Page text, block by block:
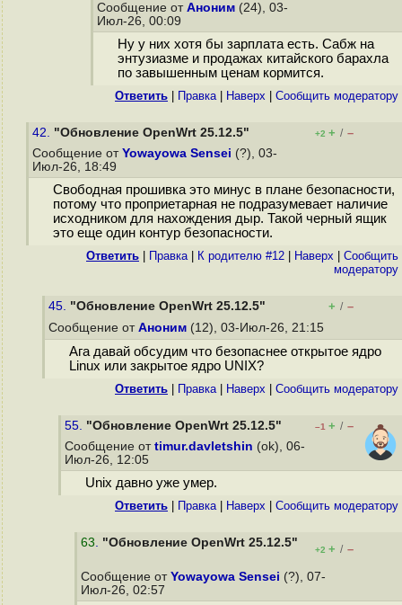
Сообщение от Аноним (24), 03-
Июл-26, 00:09
Ну у них хотя бы зарплата есть. Сабж на
энтузиазме и продажах китайского барахла
по завышенным ценам кормится.
Ответить Правка| Наверх Cообщить модератору
42. "Обновление OpenWrt 25.12.5" +2 + / –
Сообщение от Yowayowa Sensei (?), 03-
Июл-26, 18:49
Свободная прошивка это минус в плане безопасности,
потому что проприетарная не подразумевает наличие
исходником для нахождения дыр. Такой черный ящик
это еще один контур безопасности.
Ответить Правка| К родителю #12 Наверх
Cообщить
модератору
45. "Обновление OpenWrt 25.12.5" + / –
Сообщение от Аноним (12), 03-Июл-26, 21:15
Ага давай обсудим что безопаснее открытое ядро
Linux или закрытое ядро UNIX?
Ответить Правка| Наверх Cообщить модератору
55. "Обновление OpenWrt 25.12.5" –1 + / –
Сообщение от timur.davletshin (ok), 06-
Июл-26, 12:05
Unix давно уже умер.
Ответить Правка| Наверх Cообщить модератору
63. "Обновление OpenWrt 25.12.5"
+2 + / –
Сообщение от Yowayowa Sensei (?), 07-
Июл-26, 02:57